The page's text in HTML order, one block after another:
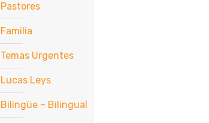
Pastores
Familia
Temas Urgentes
Lucas Leys
Bilingüe – Bilingual